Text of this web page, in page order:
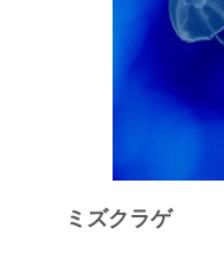
ミズクラゲ